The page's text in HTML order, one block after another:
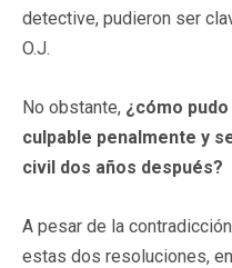
detective, pudieron ser
O.J.
No obstante, ¿cómo
culpable penalmente y
civil dos años después?
A pesar de la
estas dos resoluciones,